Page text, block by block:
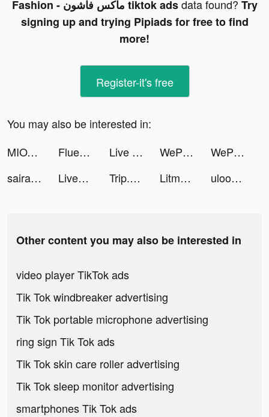
Fashion - ماكس فاشون tiktok adsdata found? Try
signing up and trying Pipiads for free to find
more!
Register-it's free
You may also be interested in:
MIOTO - Ứng dụng thuê xe tiktok ads
FluenDay - 映画を見ながら英語を勉強 tiktok ads Live Wallpapers & 3D tiktok ads WePlay(ウィプレー) - パーティゲーム tiktok ads
WePlay(ウィプレー) - パーティゲーム tiktok ads
saira🦋 tiktok ads
LiveStatus - Share your life tiktok ads Trip.com - 優惠預訂酒店機票景點門票 tiktok ads Litmatch - Make new friends tiktok ads ulooksogood tiktok ads
Other content you may also be interested in
video player TikTok ads
Tik Tok windbreaker advertising
Tik Tok portable microphone advertising
ring sign Tik Tok ads
Tik Tok skin care roller advertising
Tik Tok sleep monitor advertising
smartphones Tik Tok ads